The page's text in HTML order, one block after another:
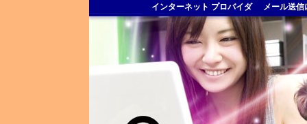
インターネット プロバイダ メール送信